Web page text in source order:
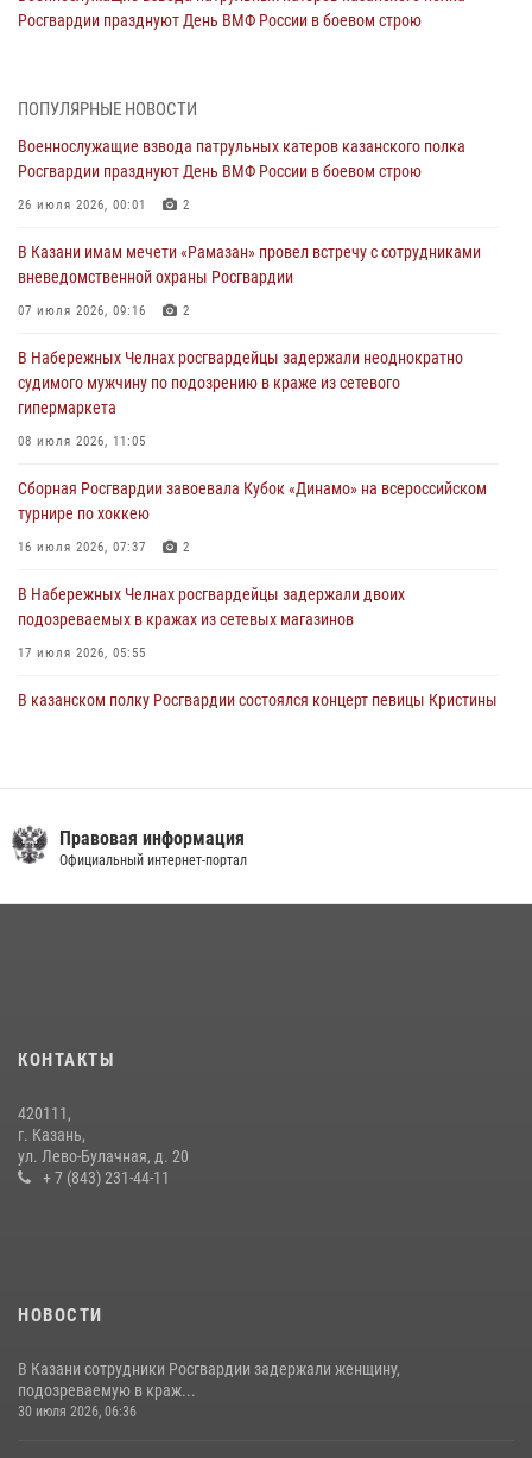
Росгвардии празднуют День ВМФ России в боевом строю
Татарстанские росгвардейцы завоевали «бронзу» в окружном этапе
24 июля 2026, 15:05 4
В казанском полку Росгвардии состоялся концерт певицы Кристины
В Нижнекамске сотрудники Росгвардии задержали подозреваемого
23 июля 2026, 06:47
В Казани Росгвардия приняла участие в обеспечении безопасности
крестного хода и освящения храма
ПОПУЛЯРНЫЕ НОВОСТИ
Военнослужащие взвода патрульных катеров казанского полка
Росгвардии празднуют День ВМФ России в боевом строю
26 июля 2026, 00:01 2
В Казани имам мечети «Рамазан» провел встречу с сотрудниками
вневедомственной охраны Росгвардии
07 июля 2026, 09:16 2
В Набережных Челнах росгвардейцы задержали неоднократно
судимого мужчину по подозрению в краже из сетевого
гипермаркета
08 июля 2026, 11:05
Сборная Росгвардии завоевала Кубок «Динамо» на всероссийском
турнире по хоккею
16 июля 2026, 07:37 2
В Набережных Челнах росгвардейцы задержали двоих
подозреваемых в кражах из сетевых магазинов
17 июля 2026, 05:55
В казанском полку Росгвардии состоялся концерт певицы Кристины
секретами своего семейного счастья
08 июля 2026, 07:48 4
15 июля отмечается День образования подразделений связи
Росгвардии
15 июля 2026, 08:41
Правовая информация
Официальный интернет-портал
КОНТАКТЫ
420111,
г. Казань,
ул. Лево-Булачная, д. 20
+ 7 (843) 231-44-11
НОВОСТИ
В Казани сотрудники Росгвардии задержали женщину,
подозреваемую в краж...
30 июля 2026, 06:36